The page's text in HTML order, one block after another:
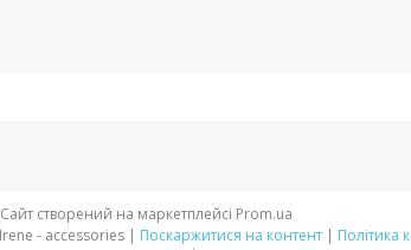
Сайт створений на маркетплейсі Prom.ua
Стильная обувь и аксессуары от Irene - accessories | Поскаржитися на контент | Політика